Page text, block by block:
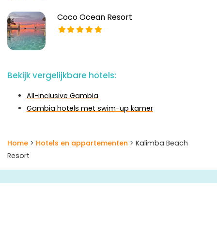
Coco Ocean Resort
Bekijk vergelijkbare hotels:
All-inclusive Gambia
Gambia hotels met swim-up kamer
Home > Hotels en appartementen > Kalimba Beach
Resort